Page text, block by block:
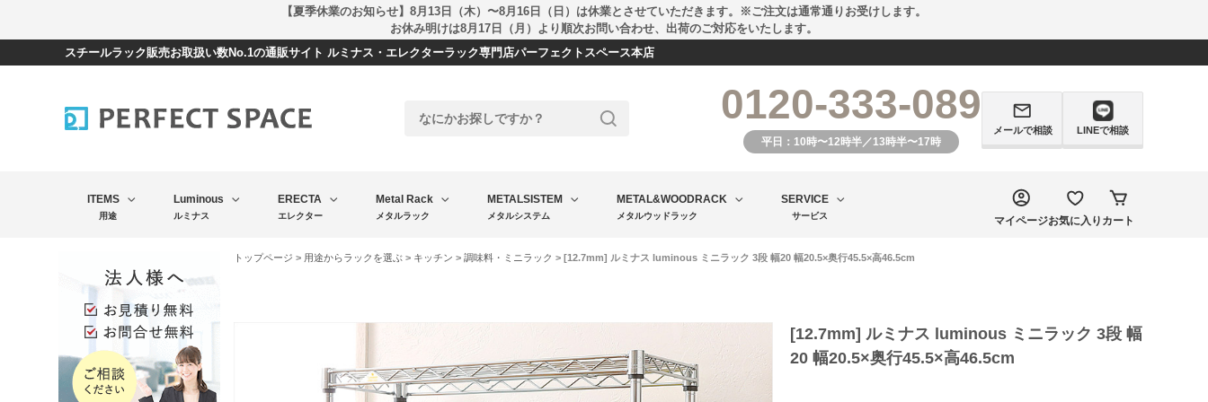
【夏季休業のお知らせ】8月13日（木）〜8月16日（日）は休業とさせていただきます。※ご注文は通常通りお受けします。
お休み明けは8月17日（月）より順次お問い合わせ、出荷のご対応をいたします。
スチールラック販売お取扱い数No.1の通販サイト ルミナス・エレクターラック専門店パーフェクトスペース本店
0120-333-089
平日：10時〜12時半／13時半〜17時
メールで相談 LINEで相談
ITEMS
用途
Luminous
ルミナス
ERECTA
エレクター
Metal Rack
メタルラック
METALSISTEM
メタルシステム
METAL&WOODRACK
メタルウッドラック
SERVICE
サービス マイページお気に入り カート
トップページ > 用途からラックを選ぶ> キッチン > 調味料・ミニラック > [12.7mm] ルミナス luminous ミニラック 3段 幅20 幅20.5×奥行45.5×高46.5cm
[12.7mm] ルミナス luminous ミニラック 3段 幅
20 幅20.5×奥行45.5×高46.5cm